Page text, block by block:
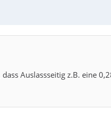
Auslassseitig z.B. eine